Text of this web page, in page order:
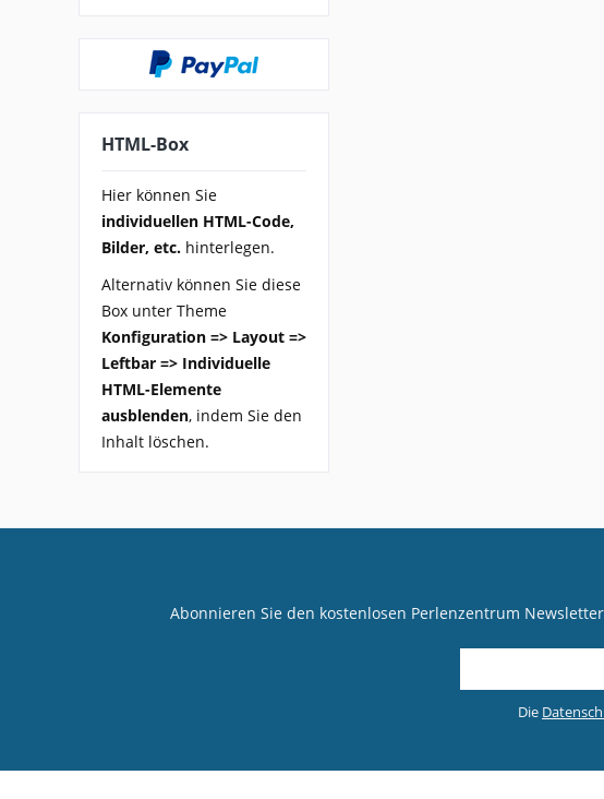
HTML-Box
Hier können Sie
individuellen HTML-Code,
Bilder, etc. hinterlegen.
Alternativ können Sie diese
Box unter Theme
Konfiguration => Layout =>
Leftbar => Individuelle
HTML-Elemente
ausblenden, indem Sie den
Inhalt löschen.
Abonnieren Sie den kostenlosen Perlenzentrum
Die